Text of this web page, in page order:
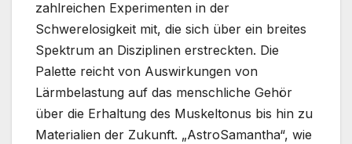
zahlreichen Experimenten in der
Schwerelosigkeit mit, die sich über ein breites
Spektrum an Disziplinen erstreckten. Die
Palette reicht von Auswirkungen von
Lärmbelastung auf das menschliche Gehör
über die Erhaltung des Muskeltonus bis hin zu
Materialien der Zukunft. „AstroSamantha“, wie